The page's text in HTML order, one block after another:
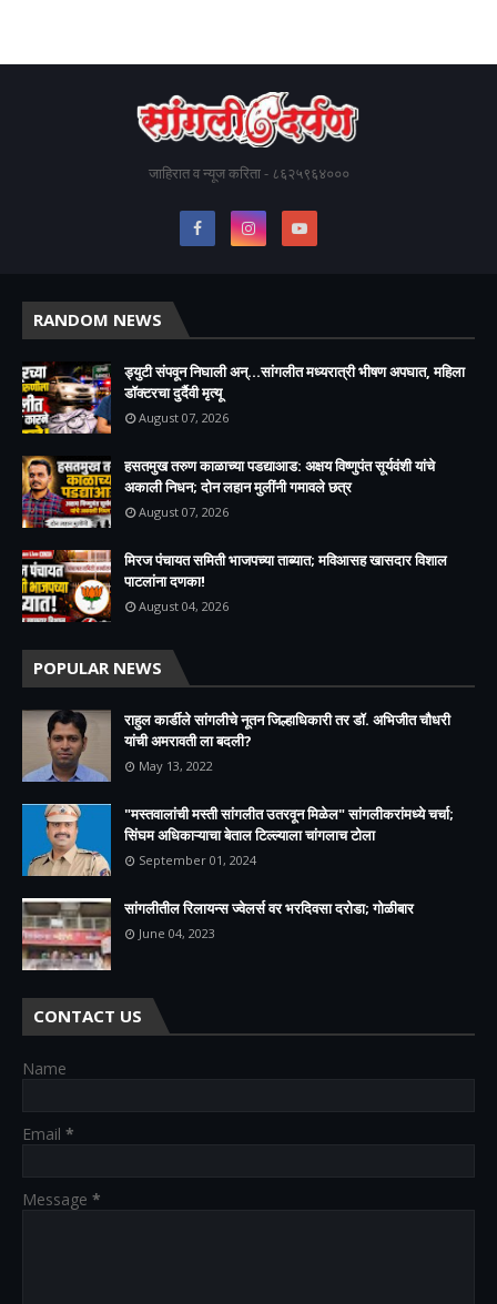
जाहिरात व न्यूज करिता - ८६२५९६४०००
RANDOM NEWS
ड्युटी संपवून निघाली अन्...सांगलीत मध्यरात्री भीषण अपघात, महिला
डॉक्टरचा दुर्दैवी मृत्यू
August 07, 2026
हसतमुख तरुण काळाच्या पडद्याआड: अक्षय विष्णुपंत सूर्यवंशी यांचे
अकाली निधन; दोन लहान मुलींनी गमावले छत्र
August 07, 2026
मिरज पंचायत समिती भाजपच्या ताब्यात; मविआसह खासदार विशाल
पाटलांना दणका!
August 04, 2026
POPULAR NEWS
राहुल कार्डीले सांगलीचे नूतन जिल्हाधिकारी तर डॉ. अभिजीत चौधरी
यांची अमरावती ला बदली?
May 13, 2022
"मस्तवालांची मस्ती सांगलीत उतरवून मिळेल" सांगलीकरांमध्ये चर्चा;
सिंघम अधिकाऱ्याचा बेताल टिल्ल्याला चांगलाच टोला
September 01, 2024
सांगलीतील रिलायन्स ज्वेलर्स वर भरदिवसा दरोडा; गोळीबार
June 04, 2023
CONTACT US
Name
Email *
Message *